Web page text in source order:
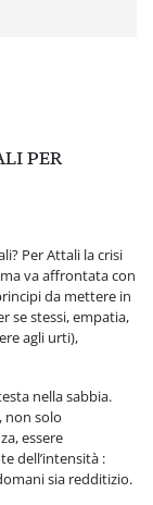
PER
Per Attali la crisi
va affrontata con
da mettere in
se stessi, empatia,
agli urti),
nella sabbia.
non solo
essere
dell’intensità :
sia redditizio.